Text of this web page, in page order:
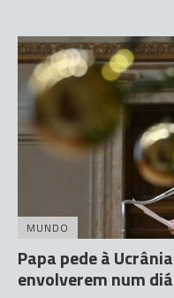
MUNDO
Papa pede à
envolverem num